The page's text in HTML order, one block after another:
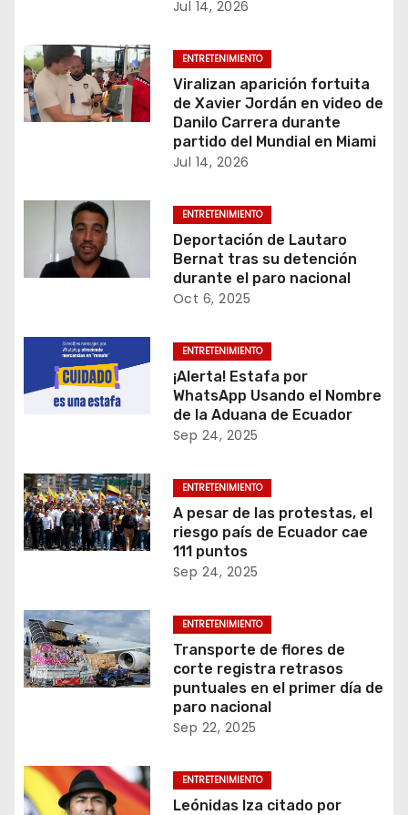
n
d
e
n
r
a
Jul 14, 2026
ENTRETENIMIENTO
Viralizan aparición fortuita
de Xavier Jordán en video de
Danilo Carrera durante
partido del Mundial en Miami
Jul 14, 2026
ENTRETENIMIENTO
Deportación de Lautaro
Bernat tras su detención
durante el paro nacional
Oct 6, 2025
ENTRETENIMIENTO
¡Alerta! Estafa por
WhatsApp Usando el Nombre
de la Aduana de Ecuador
Sep 24, 2025
ENTRETENIMIENTO
A pesar de las protestas, el
riesgo país de Ecuador cae
111 puntos
Sep 24, 2025
ENTRETENIMIENTO
Transporte de flores de
corte registra retrasos
puntuales en el primer día de
paro nacional
Sep 22, 2025
ENTRETENIMIENTO
Leónidas Iza citado por